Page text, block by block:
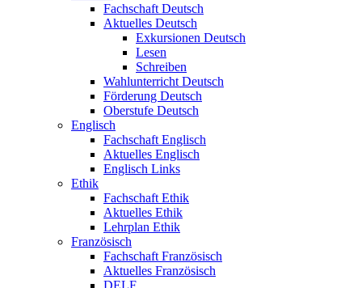
Fachschaft Deutsch
Aktuelles Deutsch
Exkursionen Deutsch
Lesen
Schreiben
Wahlunterricht Deutsch
Förderung Deutsch
Oberstufe Deutsch
Englisch
Fachschaft Englisch
Aktuelles Englisch
Englisch Links
Ethik
Fachschaft Ethik
Aktuelles Ethik
Lehrplan Ethik
Französisch
Fachschaft Französisch
Aktuelles Französisch